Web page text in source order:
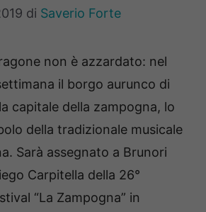
di Saverio Forte
non è azzardato: nel
il borgo aurunco di
capitale della zampogna, lo
della tradizionale musicale
Sarà assegnato a Brunori
Carpitella della 26°
“La Zampogna” in